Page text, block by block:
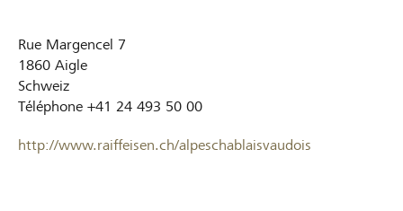
Rue Margencel 7
1860 Aigle
Schweiz
Téléphone +41 24 493 50 00
http://www.raiffeisen.ch/alpeschablaisvaudois